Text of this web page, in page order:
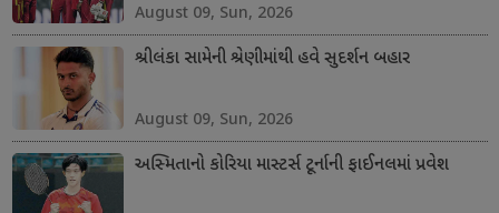
August 09, Sun, 2026
શ્રીલંકા સામેની શ્રેણીમાંથી હવે સુદર્શન બહાર
August 09, Sun, 2026
અસ્મિતાનો કોરિયા માસ્ટર્સ ટૂર્નાની ફાઈનલમાં પ્રવેશ